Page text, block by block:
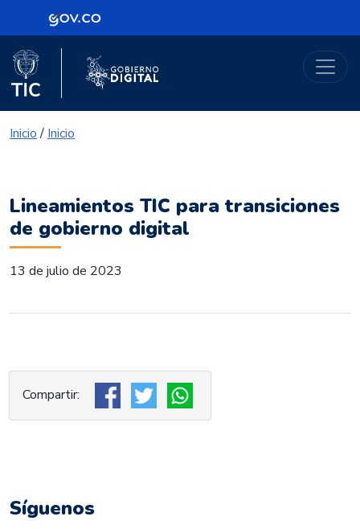
Logo Gobierno de Colombia
Portal Gobierno Digital
Logo del Ministerio TIC
Inicio/ Inicio
Lineamientos TIC para transiciones
de gobierno digital
13 de julio de 2023
Síguenos